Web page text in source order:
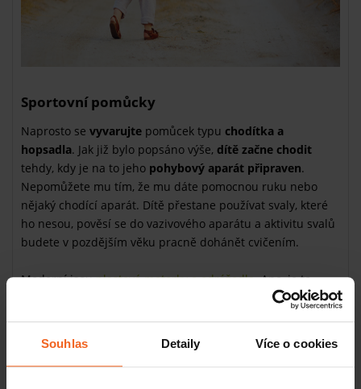
Souhlas Detaily Více o cookies
Sportovní pomůcky
Naprosto se vyvarujte pomůcek typu chodítka a
hopsadla. Jak již bylo popsáno výše, dítě začne chodit
tehdy, kdy je na to jeho pohybový aparát připraven.
Nepomůžete mu tím, že mu dáte pomocnou ruku nebo
nějaký chodící aparát. Dítě přestane používat svaly, které
ho nesou, pověsí se do vazivového aparátu a aktivitu svalů
budete v pozdějším věku pracně dohánět cvičením.
Moderní jsouplastové motorky a odrážedla. Ano, je to
určitý způsob, jak se přesunout s dítětem někam rychleji,
– chůze, běh, skákání, lezení po zemi či po stromech
nenahradíte žádným odstrkovadlem.